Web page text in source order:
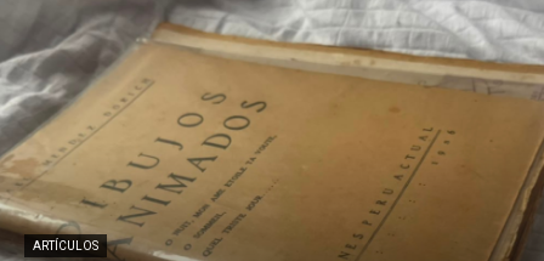
ARTÍCULOS